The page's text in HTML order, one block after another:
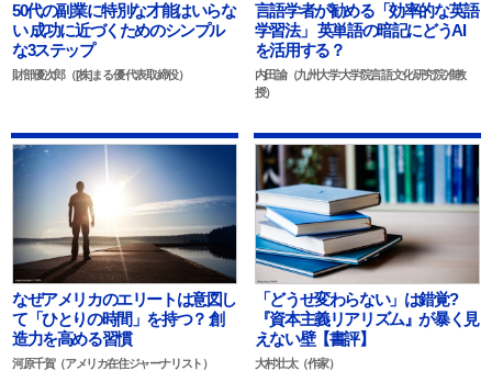
50代の副業に特別な才能はいらな
い 成功に近づくためのシンプル
な3ステップ
財部優次郎（[株]まる優 代表取締役）
言語学者が勧める「効率的な英語
学習法」 英単語の暗記にどうAI
を活用する？
内田諭（九州大学大学院言語文化研究院准教
授）
なぜアメリカのエリートは意図し
て「ひとりの時間」を持つ？ 創
造力を高める習慣
河原千賀（アメリカ在住ジャーナリスト）
「どうせ変わらない」は錯覚?
『資本主義リアリズム』が暴く見
えない壁【書評】
大村壮太（作家）